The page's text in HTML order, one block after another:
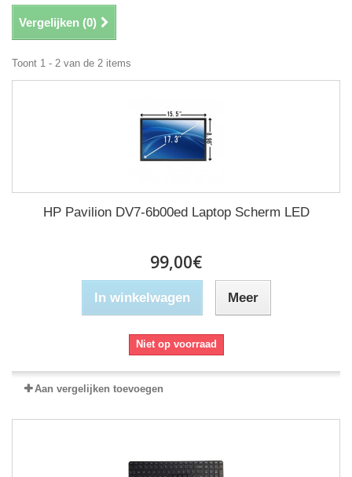
Vergelijken (0)
Toont 1 - 2 van de 2 items
HP Pavilion DV7-6b00ed Laptop Scherm LED
99,00€
In winkelwagen Meer
Niet op voorraad
Aan vergelijken toevoegen